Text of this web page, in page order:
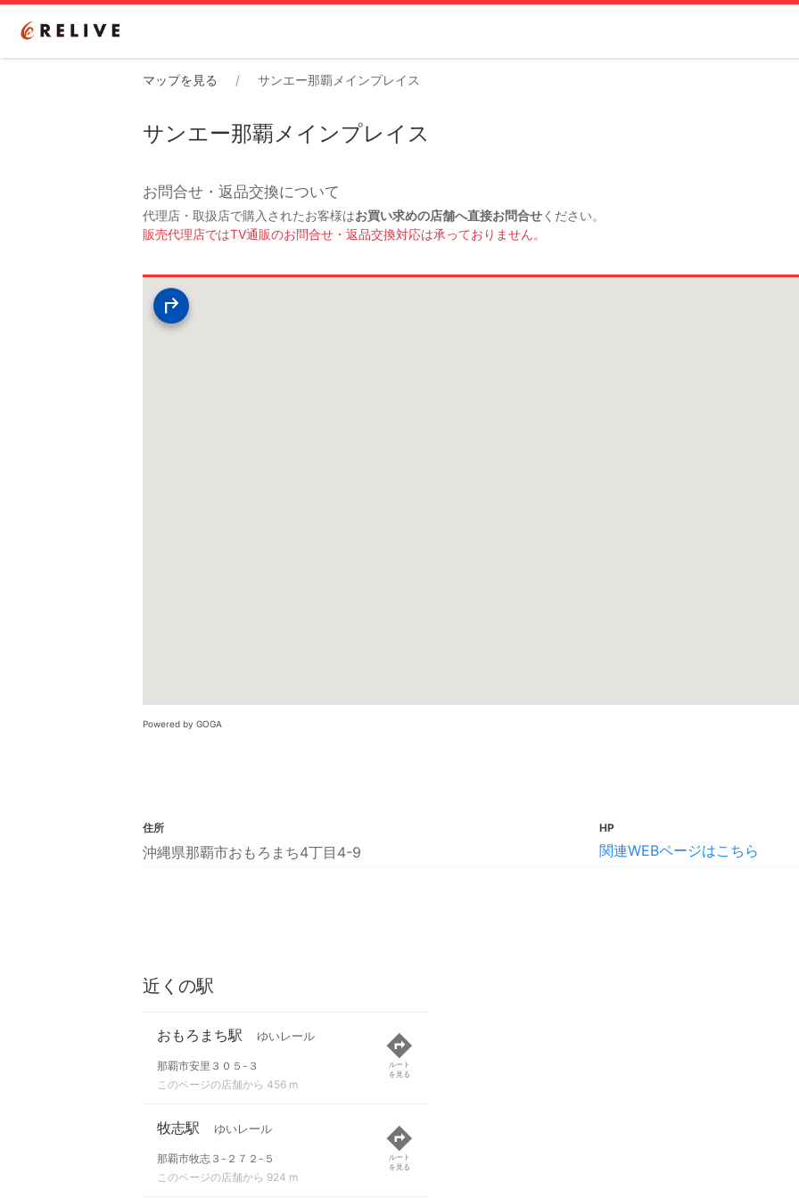
マップを見る サンエー那覇メインプレイス
サンエー那覇メインプレイス
お問合せ・返品交換について
代理店・取扱店で購入されたお客様はお買い求めの店舗へ直接お問合せください。
販売代理店ではTV通販のお問合せ・返品交換対応は承っておりません。
Powered by GOGA
住所
沖縄県那覇市おもろまち4丁目4-9
HP
関連WEBページはこちら
近くの駅
おもろまち駅 ゆいレール
那覇市安里３０５-３
このページの店舗から 456 m
ルート
を見る
牧志駅 ゆいレール
那覇市牧志３-２７２-５
このページの店舗から 924 m
ルート
を見る